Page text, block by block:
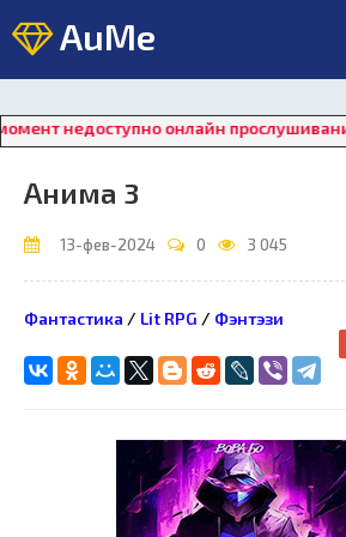
AuMe
онлайн прослушивание. Для
Анима 3
13-фев-2024 0 3 045
Фантастика / Lit RPG / Фэнтэзи